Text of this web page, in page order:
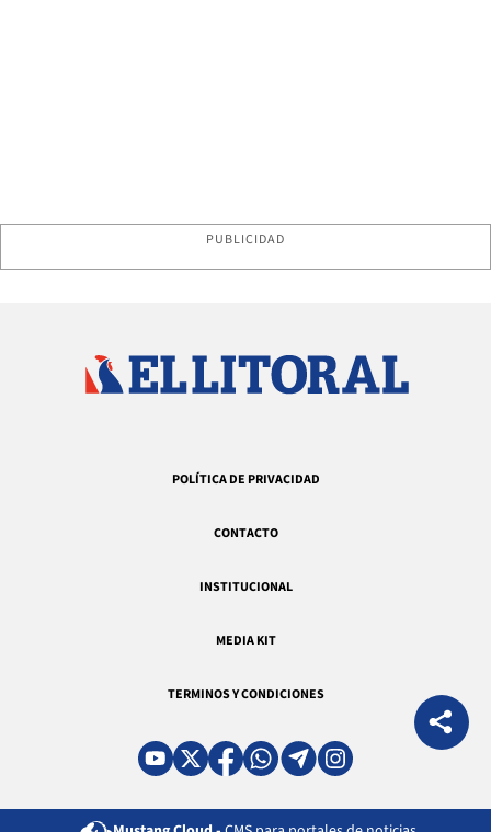
PUBLICIDAD
POLÍTICA DE PRIVACIDAD
CONTACTO
INSTITUCIONAL
MEDIA KIT
TERMINOS Y CONDICIONES